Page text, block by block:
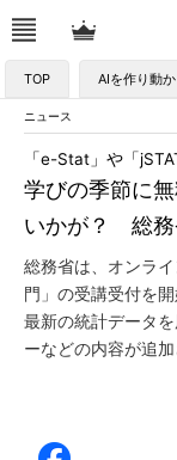
TOP AIを作り動
ニュース
学びの季節に
いかが？ 総務
「e-Stat」や「
総務省は、オンラ
門」の受講受付を
最新の統計データ
ーなどの内容が追加